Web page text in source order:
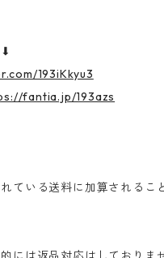
193iKkyu3
fantia.jp/193azs
ている送料に加算されるこ